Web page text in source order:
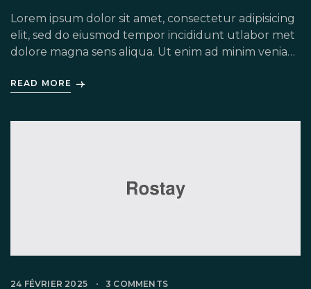
Lorem ipsum dolor sit amet, consectetur adipisicing
elit, sed do eiusmod tempor incididunt utlabor met
dolore magna sens aliqua. Ut enim ad minim veniam,
aliquip ex ea commodo consequat. Duis auteirm
cillum dolore eu fugiat nulla pariatur. Excepteur
READ MORE
24 FÉVRIER 2025 3 COMMENTS